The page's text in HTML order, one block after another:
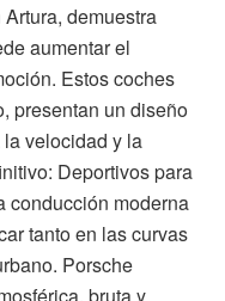
demuestra
aumentar el
Estos coches
presentan un diseño
velocidad y la
Deportivos para
conducción moderna
tanto en las curvas
Porsche
bruta y